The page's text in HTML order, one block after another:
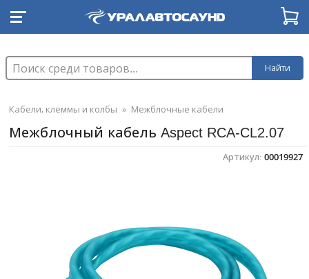
Найти
Кабели, клеммы и колбы » Межблочные кабели
Межблочный кабель Aspect RCA-CL2.07
Артикул: 00019927